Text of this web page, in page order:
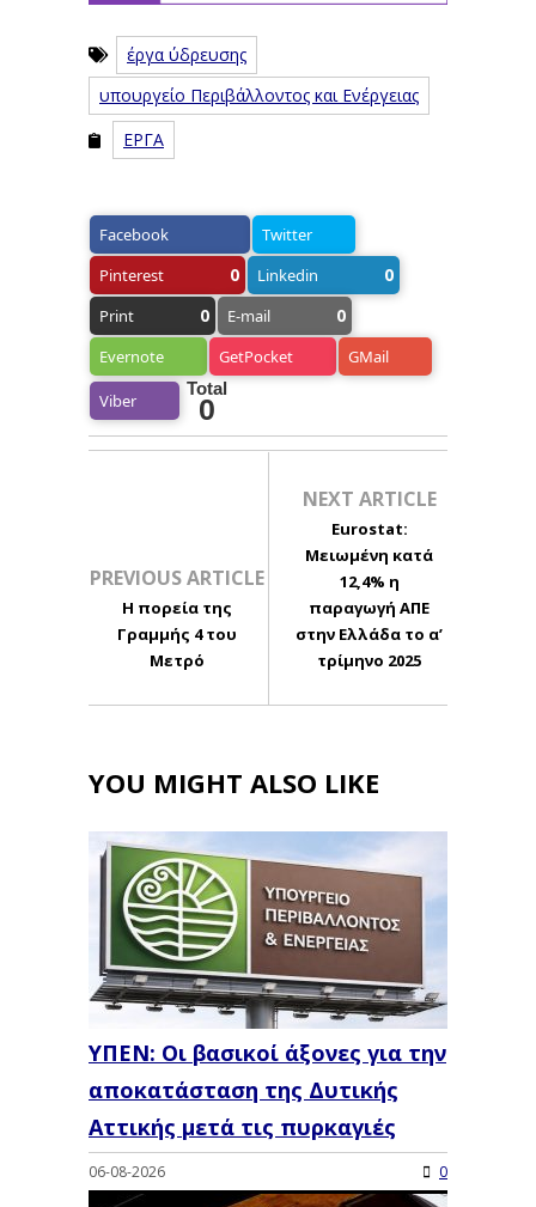
έργα ύδρευσης
υπουργείο Περιβάλλοντος και Ενέργειας
ΕΡΓΑ
Facebook
Twitter
Pinterest
0 Linkedin 0
Print 0 E-mail 0
Evernote GetPocket GMail
Viber
Total
0
PREVIOUS ARTICLE
Η πορεία της
Γραμμής 4 του
Μετρό
NEXT ARTICLE
Eurostat:
Μειωμένη κατά
12,4% η
παραγωγή ΑΠΕ
στην Ελλάδα το α’
τρίμηνο 2025
YOU MIGHT ALSO LIKE
ΥΠΕΝ: Oι βασικοί άξονες για την
αποκατάσταση της Δυτικής
Αττικής μετά τις πυρκαγιές
06-08-2026 0